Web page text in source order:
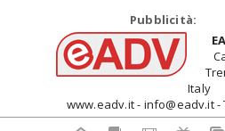
Pubblicità:
Italy
www.eadv.it - info@eadv.it -